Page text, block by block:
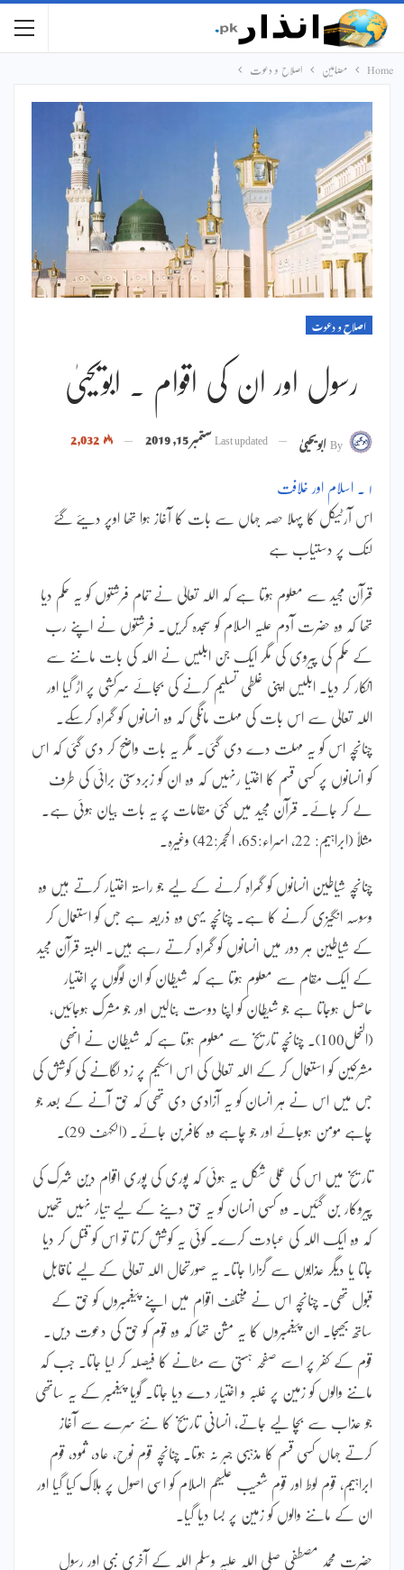
Home مضامین اصلاح و دعوت
اصلاح و دعوت
رسول اور ان کی اقوام ۔ ابویحییٰ
Byابویحییٰ Last updatedستمبر 15, 2019
۱ ۔ اسلام اور خلافت
اس آرٹیکل کا پہلا حصہ جہاں سے بات کا آغاز ہوا تھا اوپر دیئے گئے
لنک پر دستیاب ہے
قرآن مجید سے معلوم ہوتا ہے کہ اللہ تعالیٰ نے تمام فرشتوں کو یہ حکم دیا
تھا کہ وہ حضرت آدم علیہ السلام کو سجدہ کریں۔ فرشتوں نے اپنے رب
کے حکم کی پیروی کی مگر ایک جن ابلیس نے اللہ کی بات ماننے سے
انکار کر دیا۔ ابلیس اپنی غلطی تسلیم کرنے کی بجائے سرکشی پر اڑ گیا اور
اللہ تعالیٰ سے اس بات کی مہلت مانگی کہ وہ انسانوں کو گمراہ کرسکے۔
چنانچہ اس کو یہ مہلت دے دی گئی۔ مگر یہ بات واضح کر دی گئی کہ اس
کو انسانوں پر کسی قسم کا اختیا رنہیں کہ وہ ان کو زبردستی برائی کی طرف
لے کر جائے۔ قرآن مجید میں کئی مقامات پر یہ بات بیان ہوئی ہے۔
مثلاً (ابراہیم: 22، اسراء:65، الحجر:42) وغیرہ۔
چنانچہ شیاطین انسانوں کو گمراہ کرنے کے لیے جو راستہ اختیار کرتے ہیں وہ
وسوسہ انگیزی کرنے کا ہے۔ چنانچہ یہی وہ ذریعہ ہے جس کو استعمال کر
کے شیاطین ہر دور میں انسانوں کو گمراہ کرتے رہے ہیں۔ البتہ قرآن مجید
کے ایک مقام سے معلوم ہوتا ہے کہ شیطان کو ان لوگوں پر اختیار
حاصل ہوجاتا ہے جو شیطان کو اپنا دوست بنالیں اور جو مشرک ہوجائیں،
(النحل100)۔ چنانچہ تاریخ سے معلوم ہوتا ہے کہ شیطان نے انھی
مشرکین کو استعمال کر کے اللہ تعالیٰ کی اس اسکیم پر زد لگانے کی کوشش کی
جس میں اس نے ہر انسان کو یہ آزادی دی تھی کہ حق آنے کے بعد جو
چاہے مومن ہوجائے اور جو چاہے وہ کافربن جائے۔ (الکہف 29)۔
تاریخ میں اس کی عملی شکل یہ ہوئی کہ پوری کی پوری اقوام دین شرک کی
پیروکار بن گئیں۔ وہ کسی انسان کو یہ حق دینے کے لیے تیار نہیں تھیں
کہ وہ ایک اللہ کی عبادت کرے۔ کوئی یہ کوشش کرتا تو اس کو قتل کر دیا
جاتا یا دیگر عذابوں سے گزارا جاتا۔ یہ صورتحال اللہ تعالیٰ کے لیے ناقابل
قبول تھی۔ چنانچہ اس نے مختلف اقوام میں اپنے پیغمبروں کو حق کے
ساتھ بھیجا۔ ان پیغمبروں کا یہ مشن تھا کہ وہ قوم کو حق کی دعوت دیں۔
قوم کے کفر پر اسے صفحہ ہستی سے مٹانے کا فیصلہ کر لیا جاتا۔ جب کہ
ماننے والوں کو زمین پر غلبہ و اختیار دے دیا جاتا۔ گویا پیغمبر کے یہ ساتھی
جو عذاب سے بچا لیے جاتے، انسانی تاریخ کا نئے سرے سے آغاز
کرتے جہاں کسی قسم کا مذہبی جبر نہ ہوتا۔ چنانچہ قوم نوح، عاد، ثمود، قوم
ابراہیم، قوم لوط اور قوم شعیب علیھم السلام کو اسی اصول پر ہلاک کیا گیا اور
ان کے ماننے والوں کو زمین پر بسا دیا گیا۔
حضرت محمد مصطفی صلی اللہ علیہ وسلم اللہ کے آخری نبی اور رسول